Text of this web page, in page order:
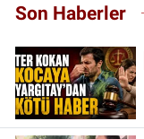
Son Haberler